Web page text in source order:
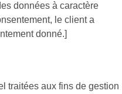
données à caractère
le client a
donné.]
traitées aux fins de gestion